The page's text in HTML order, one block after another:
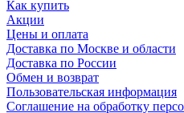
Как купить
Акции
Цены и оплата
Доставка по Москве и области
Доставка по России
Обмен и возврат
Пользовательская информация
Соглашение на обработку